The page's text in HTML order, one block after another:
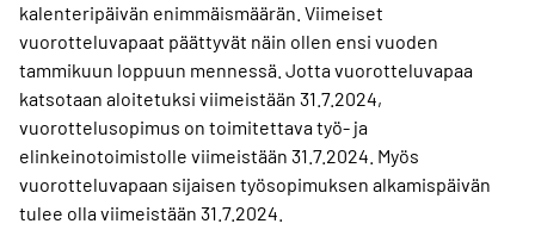
kalenteripäivän enimmäismäärän. Viimeiset
vuorotteluvapaat päättyvät näin ollen ensi vuoden
tammikuun loppuun mennessä. Jotta vuorotteluvapaa
katsotaan aloitetuksi viimeistään 31.7.2024,
vuorottelusopimus on toimitettava työ- ja
elinkeinotoimistolle viimeistään 31.7.2024. Myös
vuorotteluvapaan sijaisen työsopimuksen alkamispäivän
tulee olla viimeistään 31.7.2024.